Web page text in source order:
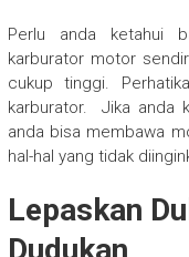
Perlu anda ketahui
karburator motor
cukup tinggi.
karburator. Jika anda
anda bisa membawa
hal-hal yang tidak
Lepaskan